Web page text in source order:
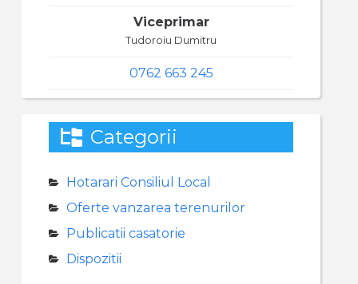
Viceprimar
Tudoroiu Dumitru
0762 663 245
Categorii
Hotarari Consiliul Local
Oferte vanzarea terenurilor
Publicatii casatorie
Dispozitii